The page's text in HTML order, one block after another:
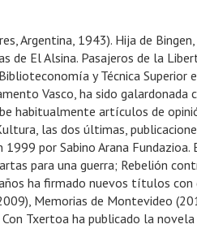
Argentina, 1943). Hija de
de El Alsina. Pasajeros de la
y Técnica Superior
Vasco, ha sido galardonada
habitualmente artículos de
las dos últimas,
por Sabino Arana
para una guerra; Rebelión
ha firmado nuevos títulos
Memorias de Montevideo
Txertoa ha publicado la